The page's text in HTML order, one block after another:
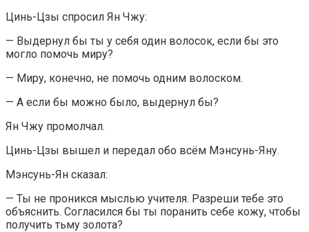
Цинь-Цзы спросил Ян Чжу:
— Выдернул бы ты у себя один волосок, если бы это
могло помочь миру?
— Миру, конечно, не помочь одним волоском.
— А если бы можно было, выдернул бы?
Ян Чжу промолчал.
Цинь-Цзы вышел и передал обо всём Мэнсунь-Яну.
Мэнсунь-Ян сказал:
— Ты не проникся мыслью учителя. Разреши тебе это
объяснить. Согласился бы ты поранить себе кожу, чтобы
получить тьму золота?